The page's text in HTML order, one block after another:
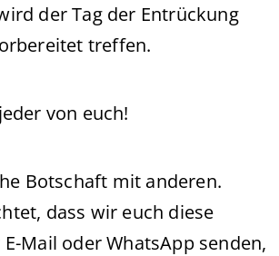
der Tag der Entrückung
treffen.
von euch!
Botschaft mit anderen.
dass wir euch diese
Mail oder WhatsApp senden,